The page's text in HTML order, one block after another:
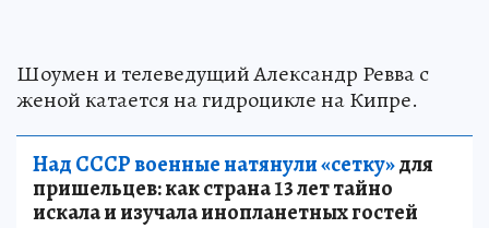
Шоумен и телеведущий Александр Ревва с
женой катается на гидроцикле на Кипре.
Над СССР военные натянули «сетку»для
пришельцев: как страна 13 лет тайно
искала и изучала инопланетных гостей